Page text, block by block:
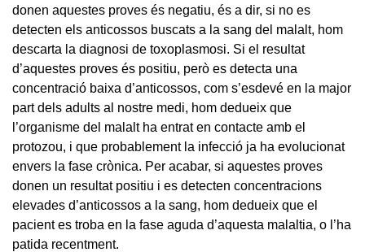
donen aquestes proves és negatiu, és a dir, si no es
detecten els anticossos buscats a la sang del malalt, hom
descarta la diagnosi de toxoplasmosi. Si el resultat
d’aquestes proves és positiu, però es detecta una
concentració baixa d’anticossos, com s’esdevé en la major
part dels adults al nostre medi, hom dedueix que
l’organisme del malalt ha entrat en contacte amb el
protozou, i que probablement la infecció ja ha evolucionat
envers la fase crònica. Per acabar, si aquestes proves
donen un resultat positiu i es detecten concentracions
elevades d’anticossos a la sang, hom dedueix que el
pacient es troba en la fase aguda d’aquesta malaltia, o l’ha
patida recentment.